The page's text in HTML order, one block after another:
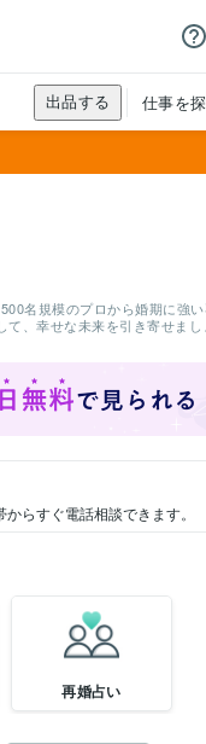
名規模のプロから婚期に強
、幸せな未来を引き寄せまし
らすぐ電話相談できます。
再婚占い